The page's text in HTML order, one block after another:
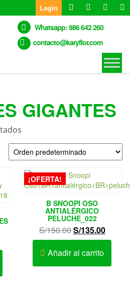
Login
Whatsapp: 986 642 260
contacto@karyflor.com
GIGANTES
¡OFERTA!
B SNOOPI OSO
ANTIALÉRGICO
PELUCHE_022
S/150.00El
precio
original
S/135.00El
precio
Añadir al carrito